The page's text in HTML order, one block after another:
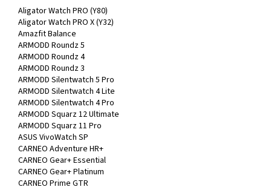
Aligator Watch PRO (Y80)
Aligator Watch PRO X (Y32)
Amazfit Balance
ARMODD Roundz 5
ARMODD Roundz 4
ARMODD Roundz 3
ARMODD Silentwatch 5 Pro
ARMODD Silentwatch 4 Lite
ARMODD Silentwatch 4 Pro
ARMODD Squarz 12 Ultimate
ARMODD Squarz 11 Pro
ASUS VivoWatch SP
CARNEO Adventure HR+
CARNEO Gear+ Essential
CARNEO Gear+ Platinum
CARNEO Prime GTR